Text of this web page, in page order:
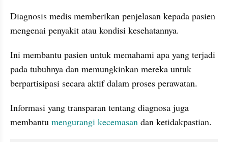
Diagnosis medis memberikan penjelasan kepada pasien
mengenai penyakit atau kondisi kesehatannya.
Ini membantu pasien untuk memahami apa yang terjadi
pada tubuhnya dan memungkinkan mereka untuk
berpartisipasi secara aktif dalam proses perawatan.
Informasi yang transparan tentang diagnosa juga
membantu mengurangi kecemasan dan ketidakpastian.